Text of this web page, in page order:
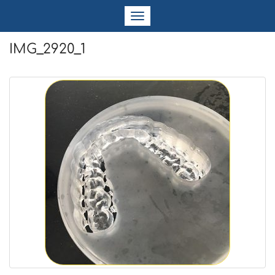
Navigation
ein-/ausblenden
IMG_2920_1